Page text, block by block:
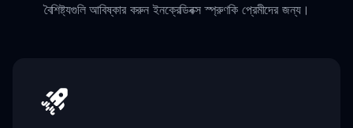
বৈশিষ্ট্যগুলি আবিষ্কার করুন ইনক্রেডিবক্স স্প্রুণকি প্রেমীদের জন্য।